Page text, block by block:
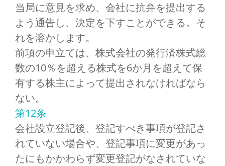
当局に意見を求め、会社に抗弁を提出する
よう通告し、決定を下すことができる。そ
れを溶かします。
前項の申立ては、株式会社の発行済株式総
数の10％を超える株式を6か月を超えて保
有する株主によって提出されなければなら
ない。
第12条
会社設立登記後、登記すべき事項が登記さ
れていない場合や、登記事項に変更があっ
たにもかかわらず変更登記がなされていな